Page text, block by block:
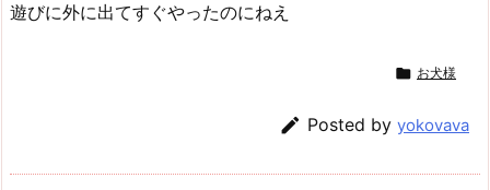
遊びに外に出てすぐやったのにねえ
 お犬様
 Posted by yokovava